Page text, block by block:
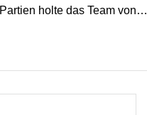
holte das Team von…